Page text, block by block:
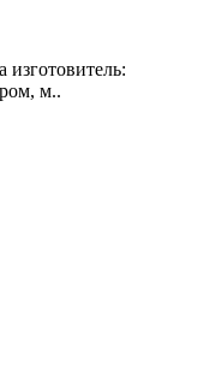
м..